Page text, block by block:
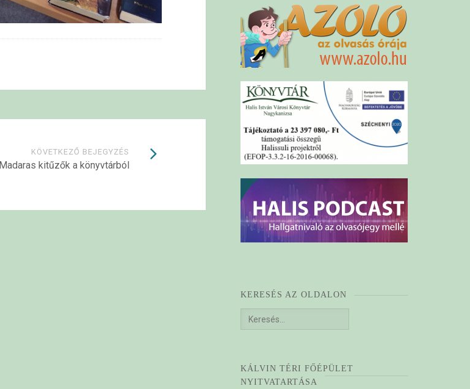
KÖVETKEZŐ BEJEGYZÉS
Madaras kitűzők a könyvtárból
KERESÉS AZ OLDALON
Keresés:
KÁLVIN TÉRI FŐÉPÜLET
NYITVATARTÁSA